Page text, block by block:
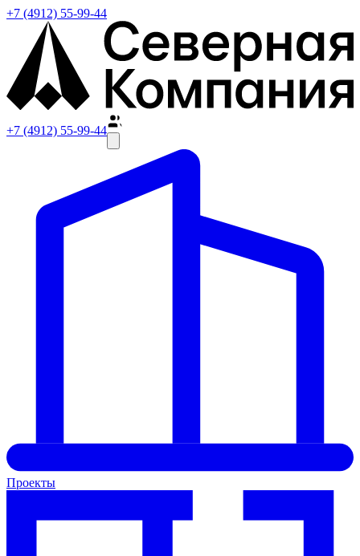
+7 (4912) 55-99-44
+7 (4912) 55-99-44
Проекты